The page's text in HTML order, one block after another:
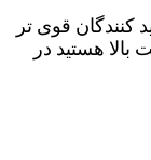
کنندگان قوی تر
بالا هستید در